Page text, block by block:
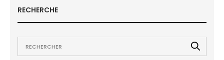
RECHERCHE